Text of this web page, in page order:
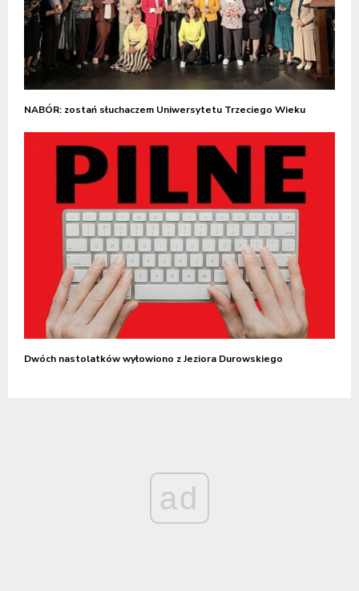
NABÓR: zostań słuchaczem Uniwersytetu Trzeciego Wieku
Dwóch nastolatków wyłowiono z Jeziora Durowskiego
ad